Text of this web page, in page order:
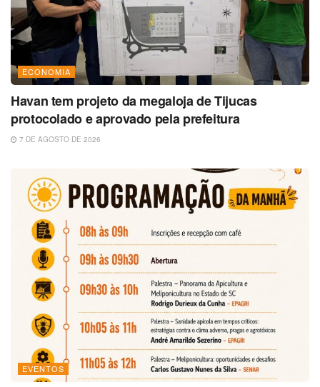
ECONOMIA
Havan tem projeto da megaloja de Tijucas
protocolado e aprovado pela prefeitura
7 DE AGOSTO DE 2026
EVENTOS